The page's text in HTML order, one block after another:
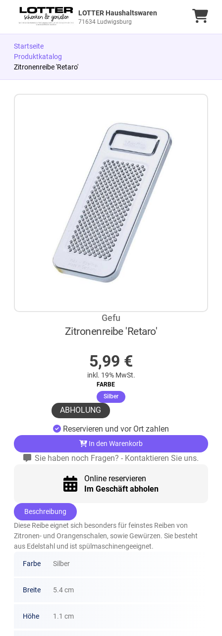
LOTTER Haushaltswaren
71634 Ludwigsburg
Startseite
Produktkatalog
Zitronenreibe 'Retaro'
Gefu
Zitronenreibe 'Retaro'
5,99 €
inkl. 19% MwSt.
FARBE
Silber(ausgewählt)
ABHOLUNG
Reservieren und vor Ort zahlen
In den Warenkorb
Sie haben noch Fragen? - Kontaktieren Sie uns.
Online reservieren
Im Geschäft abholen
Beschreibung
Diese Reibe eignet sich besonders für feinstes Reiben von
Zitronen- und Orangenschalen, sowie Gewürzen. Sie besteht
aus Edelstahl und ist spülmaschinengeeignet.
Farbe Silber
Breite 5.4 cm
Höhe 1.1 cm